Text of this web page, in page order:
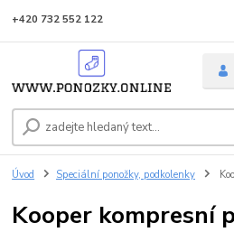
+420 732 552 122
Úvod Speciální ponožky, podkolenky
Kooper kompresní